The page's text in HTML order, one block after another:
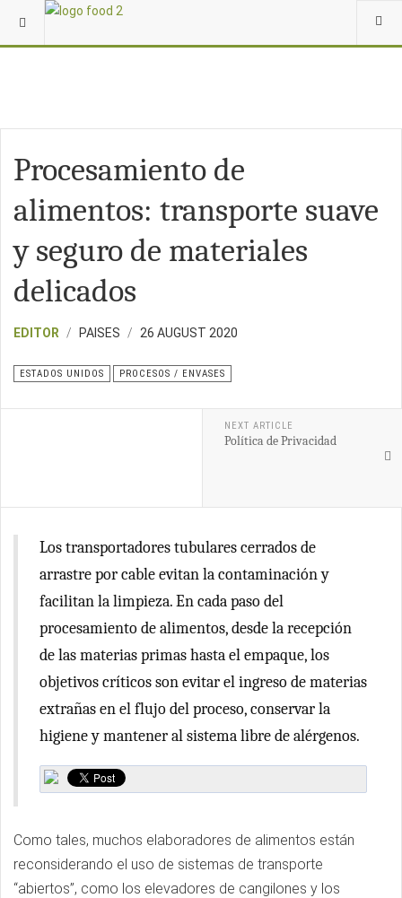
Procesamiento de
alimentos: transporte suave
y seguro de materiales
delicados
EDITOR PAISES 26 AUGUST 2020
ESTADOS UNIDOS PROCESOS / ENVASES
NEXT ARTICLE
Política de Privacidad
Los transportadores tubulares cerrados de
arrastre por cable evitan la contaminación y
facilitan la limpieza. En cada paso del
procesamiento de alimentos, desde la recepción
de las materias primas hasta el empaque, los
objetivos críticos son evitar el ingreso de materias
extrañas en el flujo del proceso, conservar la
higiene y mantener al sistema libre de alérgenos.
Como tales, muchos elaboradores de alimentos están
reconsiderando el uso de sistemas de transporte
“abiertos”, como los elevadores de cangilones y los